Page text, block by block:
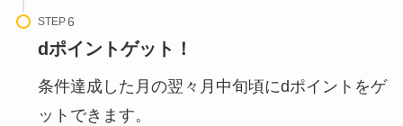
STEP
dポイントゲット！
条件達成した月の翌々月中旬頃にdポイントをゲ
ットできます。